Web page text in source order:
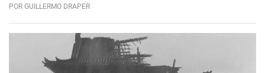
POR GUILLERMO DRAPER